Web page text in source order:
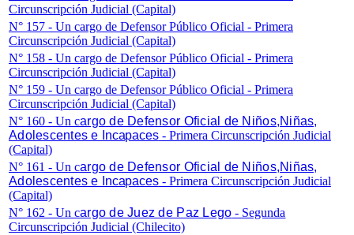
Circunscripción Judicial (Capital)
N° 157 - Un cargo de Defensor Público Oficial - Primera
Circunscripción Judicial (Capital)
N° 158 - Un cargo de Defensor Público Oficial - Primera
Circunscripción Judicial (Capital)
N° 159 - Un cargo de Defensor Público Oficial - Primera
Circunscripción Judicial (Capital)
N° 160 - Un cargo de Defensor Oficial de Niños,Niñas,
Adolescentes e Incapaces- Primera Circunscripción Judicial
(Capital)
N° 161 - Un cargo de Defensor Oficial de Niños,Niñas,
Adolescentes e Incapaces- Primera Circunscripción Judicial
(Capital)
N° 162 - Un cargo de Juez de Paz Lego - Segunda
Circunscripción Judicial (Chilecito)